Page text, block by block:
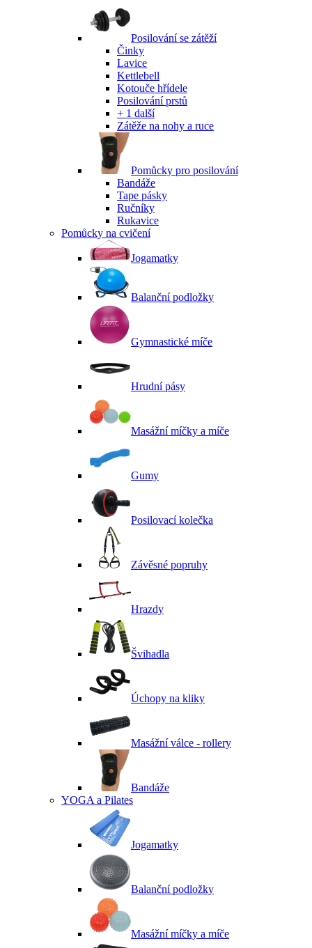
Posilování se zátěží
Činky
Lavice
Kettlebell
Kotouče hřídele
Posilování prstů
+ 1 další
Zátěže na nohy a ruce
Pomůcky pro posilování
Bandáže
Tape pásky
Ručníky
Rukavice
Pomůcky na cvičení
Jogamatky
Balanční podložky
Gymnastické míče
Hrudní pásy
Masážní míčky a míče
Gumy
Posilovací kolečka
Závěsné popruhy
Hrazdy
Švihadla
Úchopy na kliky
Masážní válce - rollery
Bandáže
YOGA a Pilates
Jogamatky
Balanční podložky
Masážní míčky a míče